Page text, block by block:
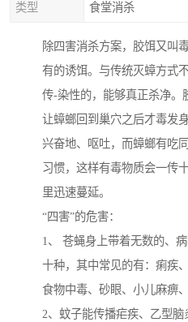
类型 食堂消杀
除四害消杀方案，胶饵又叫
有的诱饵。与传统灭蟑方式
传-染性的，能够真正杀净。
让蟑螂回到巢穴之后才毒发
兴奋地、呕吐，而蟑螂有吃
习惯，这样有毒物质会一传
里迅速蔓延。
“四害”的危害：
1、 苍蝇身上带着无数的、
十种，其中常见的有：痢疾
食物中毒、砂眼、小儿麻痹
2、蚊子能传播疟疾、乙型